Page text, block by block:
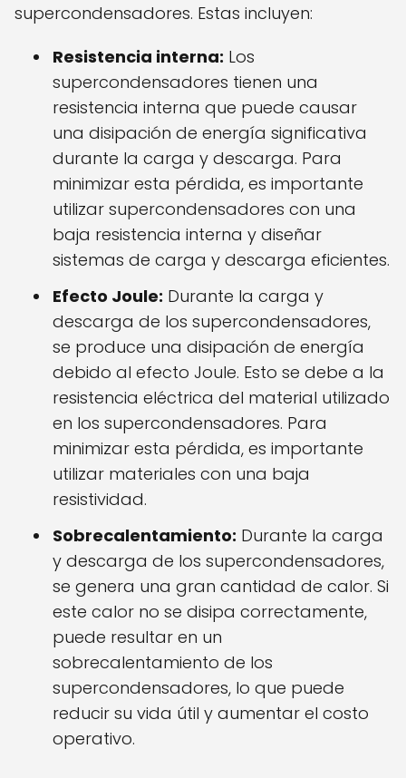
supercondensadores. Estas incluyen:
Resistencia interna: Los
supercondensadores tienen una
resistencia interna que puede causar
una disipación de energía significativa
durante la carga y descarga. Para
minimizar esta pérdida, es importante
utilizar supercondensadores con una
baja resistencia interna y diseñar
sistemas de carga y descarga eficientes.
Efecto Joule: Durante la carga y
descarga de los supercondensadores,
se produce una disipación de energía
debido al efecto Joule. Esto se debe a la
resistencia eléctrica del material utilizado
en los supercondensadores. Para
minimizar esta pérdida, es importante
utilizar materiales con una baja
resistividad.
Sobrecalentamiento: Durante la carga
y descarga de los supercondensadores,
se genera una gran cantidad de calor. Si
este calor no se disipa correctamente,
puede resultar en un
sobrecalentamiento de los
supercondensadores, lo que puede
reducir su vida útil y aumentar el costo
operativo.